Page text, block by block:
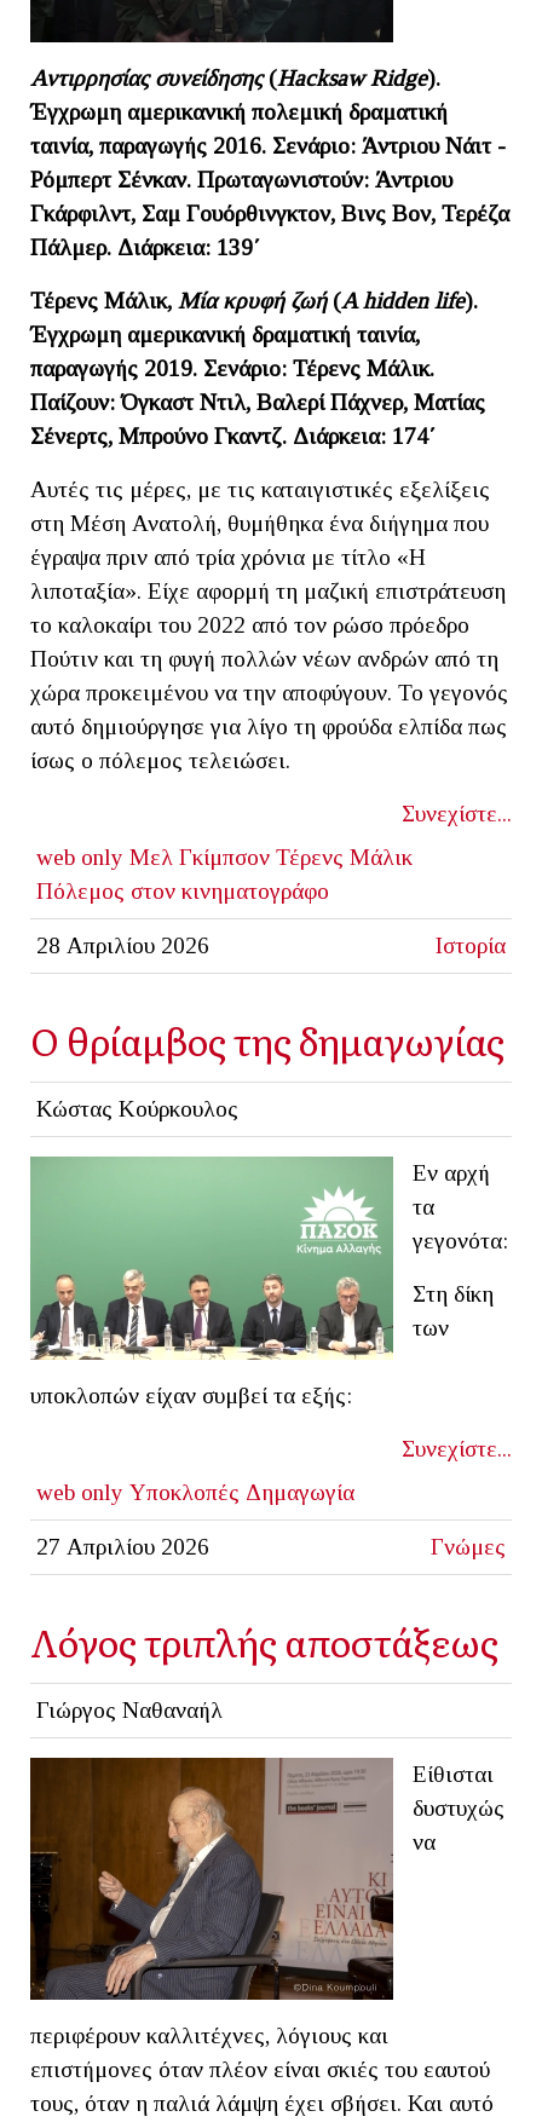
Αντιρρησίας συνείδησης(Hacksaw Ridge).
Έγχρωμη αμερικανική πολεμική δραματική
ταινία, παραγωγής 2016. Σενάριο: Άντριου Νάιτ -
Ρόμπερτ Σένκαν. Πρωταγωνιστούν: Άντριου
Γκάρφιλντ, Σαμ Γουόρθινγκτον, Βινς Βον, Τερέζα
Πάλμερ. Διάρκεια: 139΄
Τέρενς Μάλικ, Μία κρυφή ζωή (Ahidden life).
Έγχρωμη αμερικανική δραματική ταινία,
παραγωγής 2019. Σενάριο: Τέρενς Μάλικ.
Παίζουν: Όγκαστ Ντιλ, Βαλερί Πάχνερ, Ματίας
Σένερτς, Μπρούνο Γκαντζ. Διάρκεια: 174΄
Αυτές τις μέρες, με τις καταιγιστικές εξελίξεις
στη Μέση Ανατολή, θυμήθηκα ένα διήγημα που
έγραψα πριν από τρία χρόνια με τίτλο «Η
λιποταξία». Είχε αφορμή τη μαζική επιστράτευση
το καλοκαίρι του 2022 από τον ρώσο πρόεδρο
Πούτιν και τη φυγή πολλών νέων ανδρών από τη
χώρα προκειμένου να την αποφύγουν. Το γεγονός
αυτό δημιούργησε για λίγο τη φρούδα ελπίδα πως
ίσως ο πόλεμος τελειώσει.
Συνεχίστε...
web only Μελ Γκίμπσον Τέρενς Μάλικ
Πόλεμος στον κινηματογράφο
28 Απριλίου 2026 Ιστορία
Ο θρίαμβος της δημαγωγίας
Κώστας Κούρκουλος
Εν αρχή
τα
γεγονότα:
Στη δίκη
των
υποκλοπών είχαν συμβεί τα εξής:
Συνεχίστε...
web only Υποκλοπές Δημαγωγία
27 Απριλίου 2026 Γνώμες
Λόγος τριπλής αποστάξεως
Γιώργος Ναθαναήλ
Είθισται
δυστυχώς
να
περιφέρουν καλλιτέχνες, λόγιους και
επιστήμονες όταν πλέον είναι σκιές του εαυτού
τους, όταν η παλιά λάμψη έχει σβήσει. Και αυτό